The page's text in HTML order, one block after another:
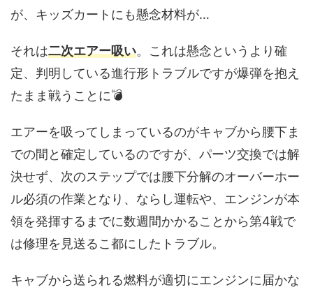
が、キッズカートにも懸念材料が…
それは二次エアー吸い。これは懸念というより確
定、判明している進行形トラブルですが爆弾を抱え
たまま戦うことに💣
エアーを吸ってしまっているのがキャブから腰下ま
での間と確定しているのですが、パーツ交換では解
決せず、次のステップでは腰下分解のオーバーホー
ル必須の作業となり、ならし運転や、エンジンが本
領を発揮するまでに数週間かかることから第4戦で
は修理を見送るこ都にしたトラブル。
キャブから送られる燃料が適切にエンジンに届かな